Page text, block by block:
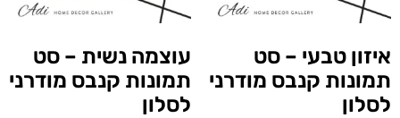
איזון טבעי – סט
תמונות קנבס מודרני
לסלון
עוצמה נשית – סט
תמונות קנבס מודרני
לסלון